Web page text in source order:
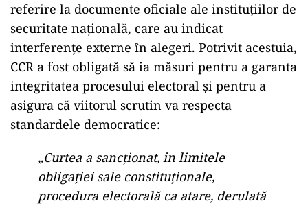
referire la documente oficiale ale instituțiilor de
securitate națională, care au indicat
interferențe externe în alegeri. Potrivit acestuia,
CCR a fost obligată să ia măsuri pentru a garanta
integritatea procesului electoral și pentru a
asigura că viitorul scrutin va respecta
standardele democratice:
„Curtea a sancționat, în limitele
obligației sale constituționale,
procedura electorală ca atare, derulată